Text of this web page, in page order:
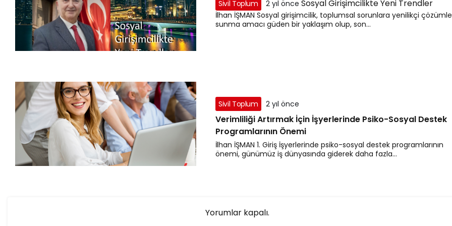
Sivil Toplum 2 yıl önce Sosyal Girişimcilikte Yeni Trendler
İlhan İŞMAN Sosyal girişimcilik, toplumsal sorunlara yenilikçi
sunma amacı güden bir yaklaşım olup, son...
Sivil Toplum 2 yıl önce
Verimliliği Artırmak İçin İşyerlerinde Psiko-Sosyal Destek
Programlarının Önemi
İlhan İŞMAN 1. Giriş İşyerlerinde psiko-sosyal destek programlarının
önemi, günümüz iş dünyasında giderek daha fazla...
Yorumlar kapalı.